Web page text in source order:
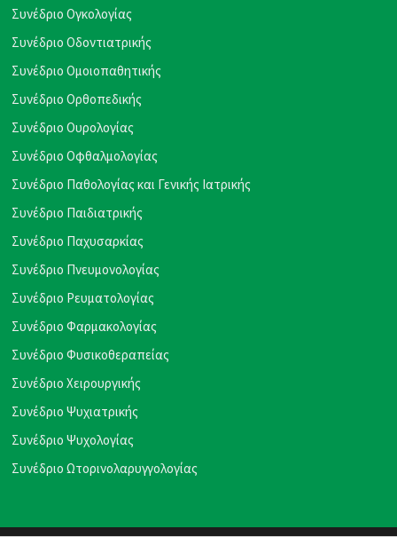
Συνέδριο Ογκολογίας
Συνέδριο Οδοντιατρικής
Συνέδριο Ομοιοπαθητικής
Συνέδριο Ορθοπεδικής
Συνέδριο Ουρολογίας
Συνέδριο Οφθαλμολογίας
Συνέδριο Παθολογίας και Γενικής Ιατρικής
Συνέδριο Παιδιατρικής
Συνέδριο Παχυσαρκίας
Συνέδριο Πνευμονολογίας
Συνέδριο Ρευματολογίας
Συνέδριο Φαρμακολογίας
Συνέδριο Φυσικοθεραπείας
Συνέδριο Χειρουργικής
Συνέδριο Ψυχιατρικής
Συνέδριο Ψυχολογίας
Συνέδριο Ωτορινολαρυγγολογίας